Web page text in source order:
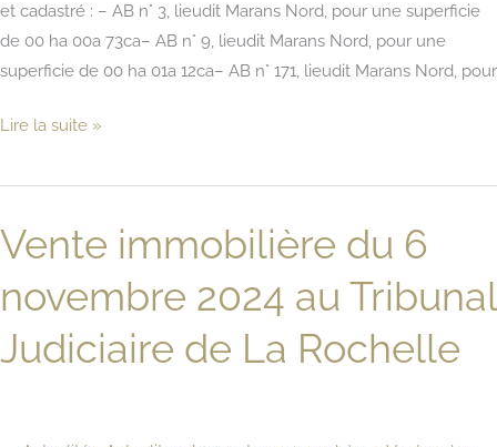
et cadastré : – AB n° 3, lieudit Marans Nord, pour une superficie
de 00 ha 00a 73ca– AB n° 9, lieudit Marans Nord, pour une
superficie de 00 ha 01a 12ca– AB n° 171, lieudit Marans Nord, pour
Vente
du
décembre
au
Tribunal
Judiciaire
Lire la suite »
Vente immobilière du 6
novembre 2024 au Tribunal
Judiciaire de La Rochelle